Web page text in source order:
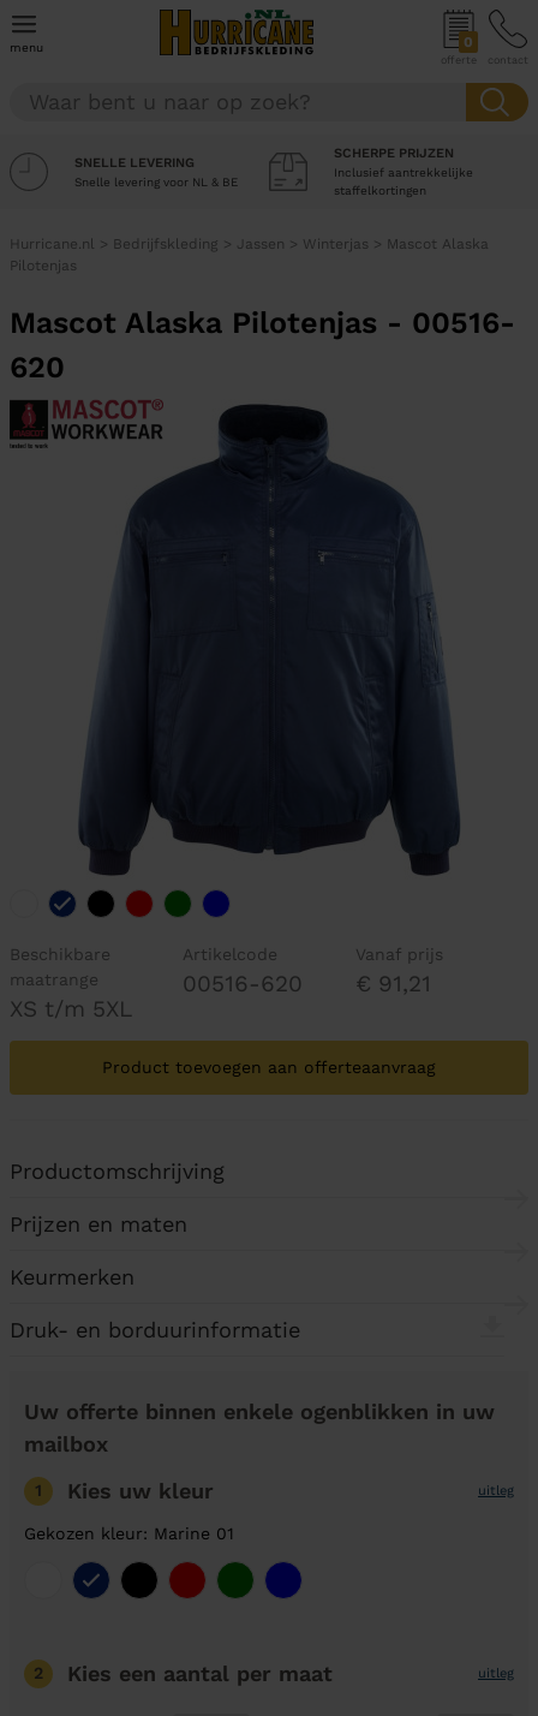
menu 0
offerte contact
SNELLE LEVERING
Snelle levering voor NL & BE
SCHERPE PRIJZEN
Inclusief aantrekkelijke
staffelkortingen
Hurricane.nl > Bedrijfskleding > Jassen > Winterjas > Mascot Alaska
Pilotenjas
Mascot Alaska Pilotenjas - 00516-
620
Beschikbare
maatrange
XS t/m 5XL
Artikelcode
00516-620
Vanaf prijs
€ 91,21
Product toevoegen aan offerteaanvraag
Productomschrijving
Prijzen en maten
Keurmerken
Druk- en borduurinformatie
Uw offerte binnen enkele ogenblikken in uw
mailbox
1 Kies uw kleur uitleg
Gekozen kleur: Marine 01
2 Kies een aantal per maat uitleg